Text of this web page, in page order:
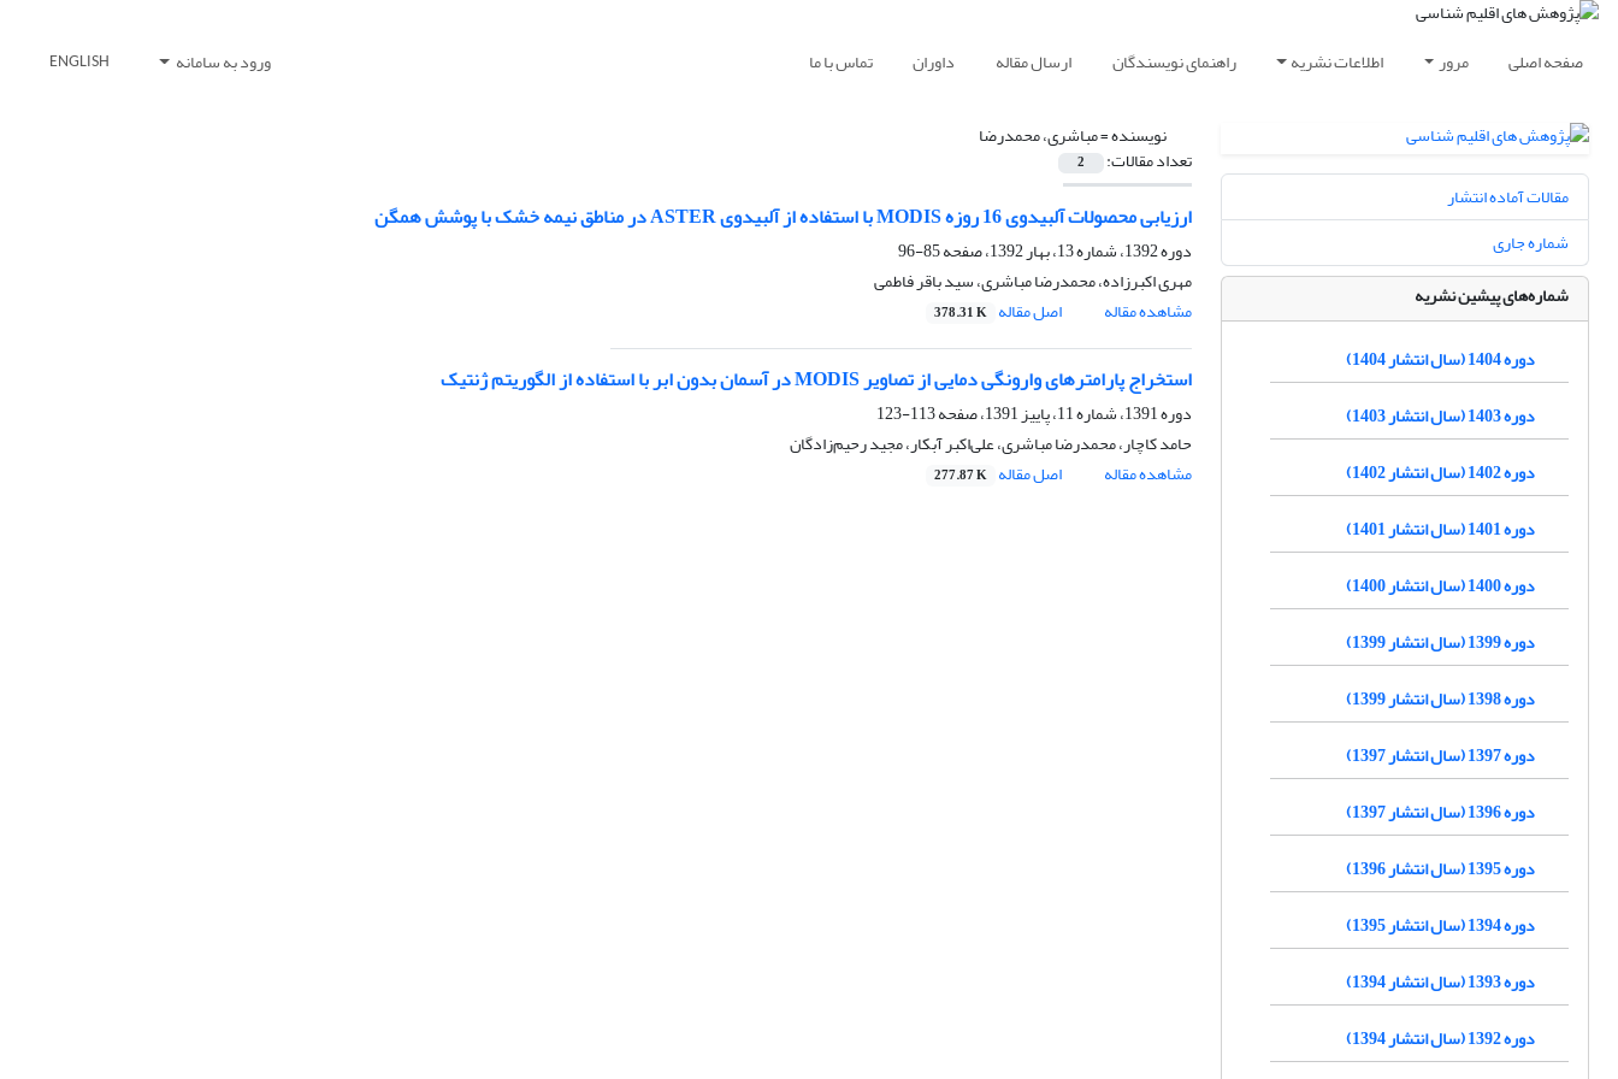
صفحه اصلی مرور اطلاعات نشریه راهنمای نویسندگان ارسال مقاله داوران تماس با ما ورود به سامانه ENGLISH
نویسنده =مباشری، محمدرضا
تعداد مقالات: 2
ارزیابی محصولات آلبیدوی 16 روزه MODIS با استفاده از آلبیدوی ASTER در مناطق نیمه خشک با پوشش همگن
دوره 1392، شماره 13، بهار 1392، صفحه
85-96
مهری اکبرزاده، محمدرضا مباشری، سید باقر فاطمی
مشاهده مقاله
اصل مقاله 378.31 K
استخراج پارامترهای وارونگی دمایی از تصاویر MODIS در آسمان بدون ابر با استفاده از الگوریتم ژنتیک
دوره 1391، شماره 11، پاییز 1391، صفحه
113-123
حامد کاچار، محمدرضا مباشری، علی‌اکبر آبکار، مجید رحیم‌زادگان
مشاهده مقاله
اصل مقاله 277.87 K
مقالات آماده انتشار
شماره جاری
شماره‌های پیشین نشریه
دوره 1404 (سال انتشار 1404)
دوره 1403 (سال انتشار 1403)
دوره 1402 (سال انتشار 1402)
دوره 1401 (سال انتشار 1401)
دوره 1400 (سال انتشار 1400)
دوره 1399 (سال انتشار 1399)
دوره 1398 (سال انتشار 1399)
دوره 1397 (سال انتشار 1397)
دوره 1396 (سال انتشار 1397)
دوره 1395 (سال انتشار 1396)
دوره 1394 (سال انتشار 1395)
دوره 1393 (سال انتشار 1394)
دوره 1392 (سال انتشار 1394)